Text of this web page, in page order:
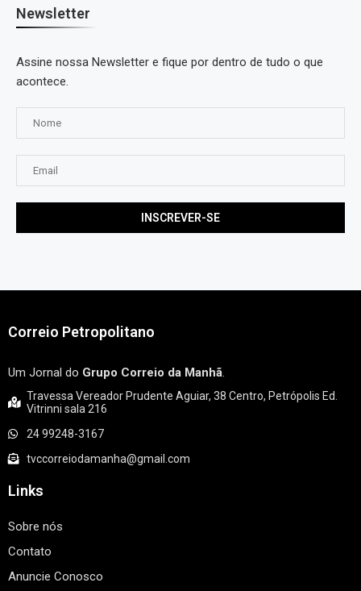
Newsletter
Assine nossa Newsletter e fique por dentro de tudo o que
acontece.
Correio Petropolitano
Um Jornal do Grupo Correio da Manhã.
Travessa Vereador Prudente Aguiar, 38 Centro, Petrópolis Ed.
Vitrinni sala 216
24 99248-3167
tvccorreiodamanha@gmail.com
Links
Sobre nós
Contato
Anuncie Conosco